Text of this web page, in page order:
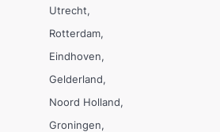
Utrecht
Rotterdam
Eindhoven
Gelderland
Noord Holland
Groningen